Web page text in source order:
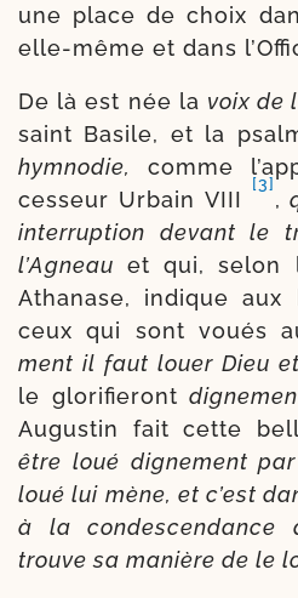
une place de choix
elle-​même et dans
De là est née la voix de
saint Basile, et la
hym­no­die,
comme
ces­seur Urbain VIII
[3]
,
inter­rup­tion devant le
l’Agneau et qui, selon
Athanase, indique
ceux qui sont voués
ment il faut louer Dieu
le glo­ri­fie­ront
Augustin fait cette
être loué digne­ment par
loué lui mène, et c’est
à la condes­cen­dance
trouve sa manière de le